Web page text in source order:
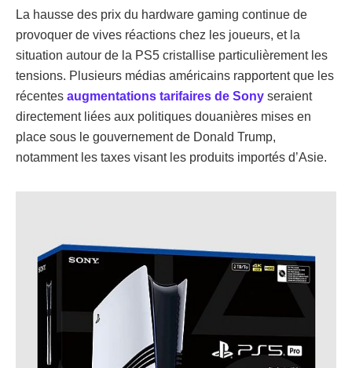
La hausse des prix du hardware gaming continue de
provoquer de vives réactions chez les joueurs, et la
situation autour de la PS5 cristallise particulièrement les
tensions. Plusieurs médias américains rapportent que les
récentes augmentations tarifaires de Sony seraient
directement liées aux politiques douanières mises en
place sous le gouvernement de Donald Trump,
notamment les taxes visant les produits importés d’Asie.